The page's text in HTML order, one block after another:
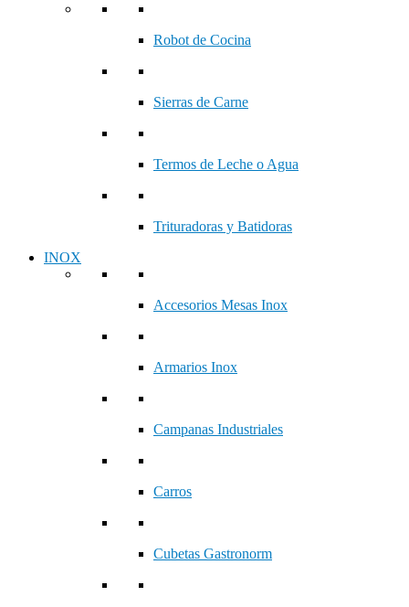
Robot de Cocina
Sierras de Carne
Termos de Leche o Agua
Trituradoras y Batidoras
INOX
Accesorios Mesas Inox
Armarios Inox
Campanas Industriales
Carros
Cubetas Gastronorm